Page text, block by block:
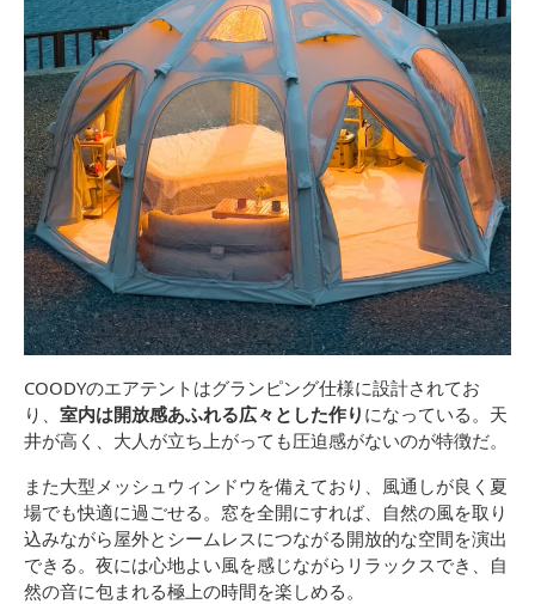
COODYのエアテントはグランピング仕様に設計されてお
り、 室内は開放感あふれる広々とした作り になっている。天
井が高く、大人が立ち上がっても圧迫感がないのが特徴だ。
また大型メッシュウィンドウを備えており、風通しが良く夏
場でも快適に過ごせる。窓を全開にすれば、自然の風を取り
込みながら屋外とシームレスにつながる開放的な空間を演出
できる。夜には心地よい風を感じながらリラックスでき、自
然の音に包まれる極上の時間を楽しめる。